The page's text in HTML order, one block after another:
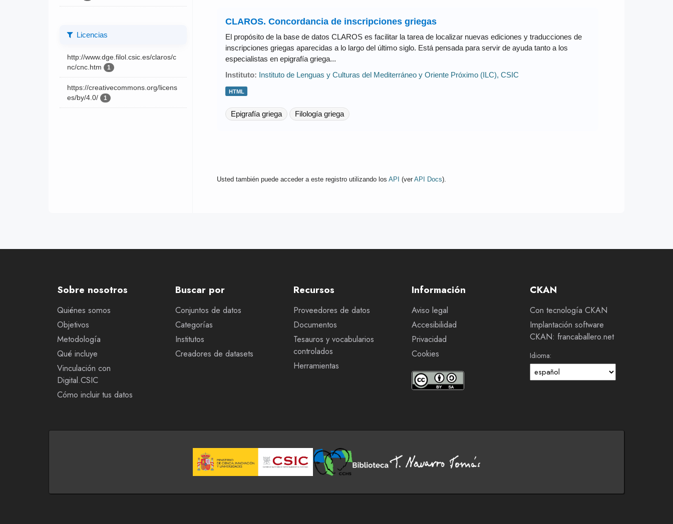
Licencias
http://www.dge.filol.csic.es/claros/c
nc/cnc.htm
1
https://creativecommons.org/licens
es/by/4.0/
1
CLAROS. Concordancia de inscripciones griegas
El propósito de la base de datos CLAROS es facilitar la tarea de localizar nuevas ediciones y traducciones de
inscripciones griegas aparecidas a lo largo del último siglo. Está pensada para servir de ayuda tanto a los
especialistas en epigrafía griega...
Instituto: Instituto de Lenguas y Culturas del Mediterráneo y Oriente Próximo (ILC), CSIC
HTML
Epigrafía griega Filología griega
Usted también puede acceder a este registro utilizando los API (ver API Docs).
Sobre nosotros
Quiénes somos
Objetivos
Metodología
Qué incluye
Vinculación con
Digital.CSIC
Cómo incluir tus datos
Buscar por
Conjuntos de datos
Categorías
Institutos
Creadores de datasets
Recursos
Proveedores de datos
Documentos
Tesauros y vocabularios
controlados
Herramientas
Información
Aviso legal
Accesibilidad
Privacidad
Cookies
CKAN
Con tecnología CKAN
Implantación software
CKAN: francaballero.net
Idioma